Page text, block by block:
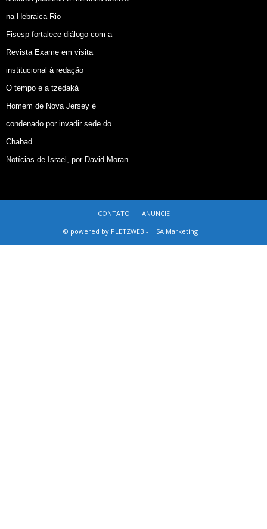
na Hebraica Rio
Fisesp fortalece diálogo com a
Revista Exame em visita
institucional à redação
O tempo e a tzedaká
Homem de Nova Jersey é
condenado por invadir sede do
Chabad
Notícias de Israel, por David Moran
CONTATO
ANUNCIE
© powered by PLETZWEB -
SA Marketing